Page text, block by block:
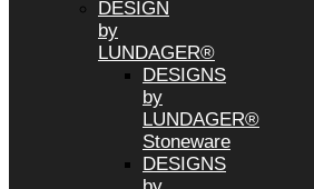
DESIGN
by
LUNDAGER®
DESIGNS
by
LUNDAGER®
Stoneware
DESIGNS